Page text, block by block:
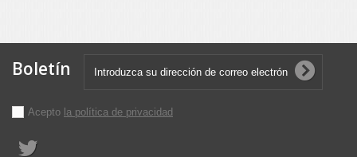
Boletín
Acepto la política de privacidad